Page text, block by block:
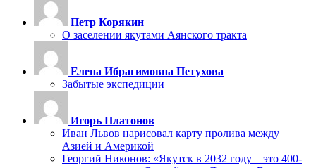
Петр Корякин
О заселении якутами Аянского тракта
Елена Ибрагимовна Петухова
Забытые экспедиции
Игорь Платонов
Иван Львов нарисовал карту пролива между
Азией и Америкой
Георгий Никонов: «Якутск в 2032 году – это 400-